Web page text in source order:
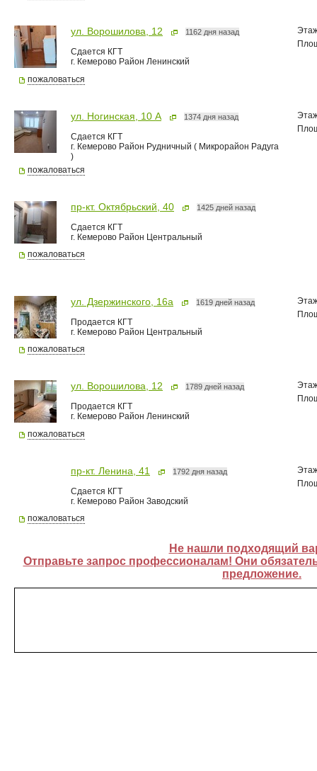
ул. Ворошилова, 12 1162 дня назад
Сдается КГТ
г. Кемерово Район Ленинский
пожаловаться
ул. Ногинская, 10 А 1374 дня назад
Сдается КГТ
г. Кемерово Район Рудничный ( Микрорайон Радуга
)
пожаловаться
пр-кт. Октябрьский, 40 1425 дней назад
Сдается КГТ
г. Кемерово Район Центральный
пожаловаться
ул. Дзержинского, 16а 1619 дней назад
Продается КГТ
г. Кемерово Район Центральный
пожаловаться
ул. Ворошилова, 12 1789 дней назад
Продается КГТ
г. Кемерово Район Ленинский
пожаловаться
пр-кт. Ленина, 41 1792 дня назад
Сдается КГТ
г. Кемерово Район Заводский
пожаловаться
Не нашли подходящий
Отправьте запрос профессионалам! Они
предложение.